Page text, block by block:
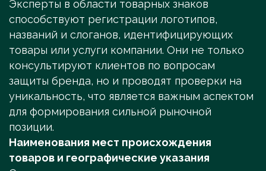
Эксперты в области товарных знаков
способствуют регистрации логотипов,
названий и слоганов, идентифицирующих
товары или услуги компании. Они не только
консультируют клиентов по вопросам
защиты бренда, но и проводят проверки на
уникальность, что является важным аспектом
для формирования сильной рыночной
позиции.
Наименования мест происхождения
товаров и географические указания